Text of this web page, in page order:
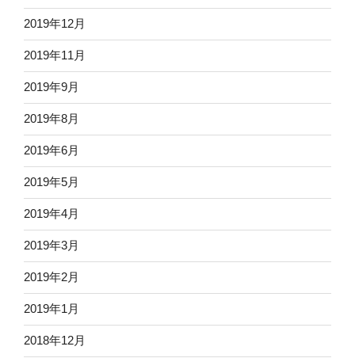
2019年12月
2019年11月
2019年9月
2019年8月
2019年6月
2019年5月
2019年4月
2019年3月
2019年2月
2019年1月
2018年12月